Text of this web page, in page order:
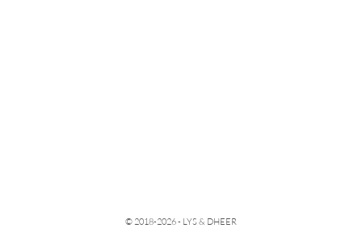
© 2018-2026 - LYS & DHEER